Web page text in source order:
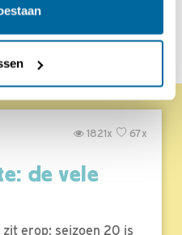
67x
1821x
de vele
erop; seizoen 20 is